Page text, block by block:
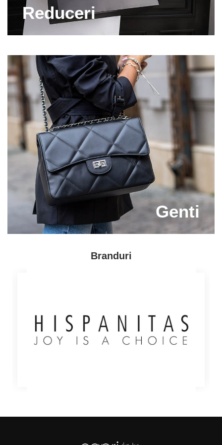
este rezistent si iti va oferi intotdeauna confort. Pe
Capricia.ro vei gasi articole care te vor inspira in
crearea unor outfituri de revista! Meriti sa te simti
completezi tinuta cu cele mai tari perechi de pantofi
dama piele!
Indiferent daca preferi piesele elegante de
incaltaminte dama piele sau iti place stilul confort
Capricia.ro gasesti articolele de care ai nevoie! Iti
punem la dispozitie sute de modele in diverse culori
si stiluri, potrivite atat pentru mersul la birou, cat si
pentru iesirile in oras cu prietenii. In plus, avem grija
ca tu sa te bucuri mereu de oferte speciale la
incaltaminte dama piele pe care sigur iti va fi greu sa
le refuzi.
Cauti balerini piele? Acceseaza site-ul nostru si
balerini simpli sau cu diferite accesorii, de care cu
gasesti modele casual, elegante sau confort, in
functie de preferintele tale. Descopera acum o
colectie de incaltaminte dama care cuprinde peste
Reduceri
Genti
Branduri